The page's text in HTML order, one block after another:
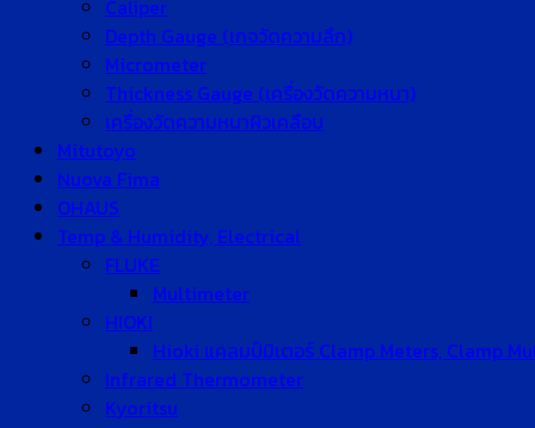
Caliper
Depth Gauge (เกจวัดความลึก)
Micrometer
Thickness Gauge (เครื่องวัดความหนา)
เครื่องวัดความหนาผิวเคลือบ
Mitutoyo
Nuova Fima
OHAUS
Temp & Humidity, Electrical
FLUKE
Multimeter
HIOKI
Hioki แคลมป์มิเตอร์ Clamp Meters, Clamp
Infrared Thermometer
Kyoritsu